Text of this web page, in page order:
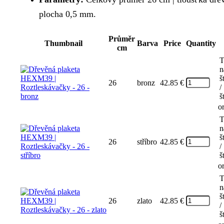
plocha 0,5 mm.
Thumbnail
Průměr
cm
Barva Price Quantity
26 bronz 42.85 €
/
or
26 stříbro 42.85 €
/
or
26 zlato 42.85 €
/